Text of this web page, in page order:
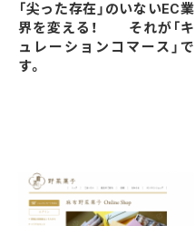
「尖った存在」のいないEC業
界を変える！ それが「キ
ュレーションコマース」で
す。